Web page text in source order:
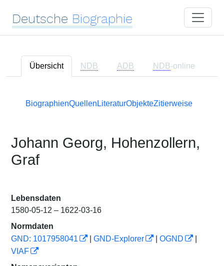
Deutsche Biographie
Übersicht NDB ADB NDB-online
BiographienQuellen LiteraturObjekteZitierweise
Johann Georg, Hohenzollern,
Graf
Lebensdaten
1580-05-12 – 1622-03-16
Normdaten
GND: 1017958041
GND-Explorer OGND
VIAF